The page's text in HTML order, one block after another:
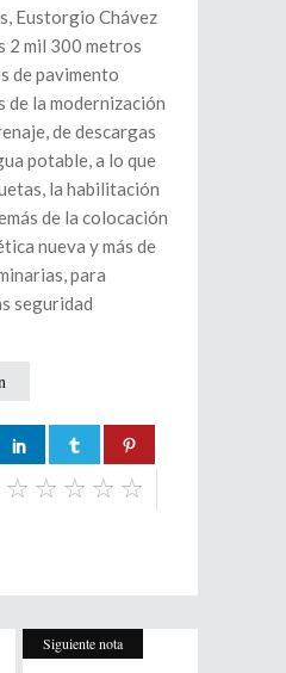
Eustorgio Chávez
2 mil 300 metros
de pavimento
de la modernización
de descargas
potable, a lo que
la habilitación
de la colocación
nueva y más de
para
seguridad
Siguiente nota